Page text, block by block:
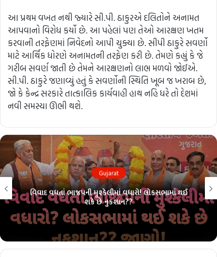
આ પ્રથમ વખત નથી જ્યારે સી.પી. ઠાકુરએ દલિતોને અનામત
આપવાનો વિરોધ કર્યો છે. આ પહેલાં પણ તેઓ આરક્ષણ ખતમ
કરવાની તરફેણમાં નિવેદનો આપી ચુક્યા છે. સીપી ઠાકુરે સવર્ણો
માટે આર્થિક ધોરણે અનામતની તરફેણ કરી છે. તેમણે કહ્યું કે જે
ગરીબ સવર્ણ જાતી છે તેમને આરક્ષણનો લાભ મળવો જોઈએ.
સી.પી. ઠાકુરે જણાવ્યું હતું કે સવર્ણોની સ્થિતિ ખૂબ જ ખરાબ છે,
જો કે કેન્દ્ર સરકારે તાત્કાલિક કાર્યવાહી હાથ નહિ ધરે તો દેશમાં
નવી સમસ્યા ઊભી થશે.
Gujarat
વિવાદ વધતાં ભાજપની મુશ્કેલીમાં વધારો! લોકસભામાં થઈ
શકે છે નુકશાન??